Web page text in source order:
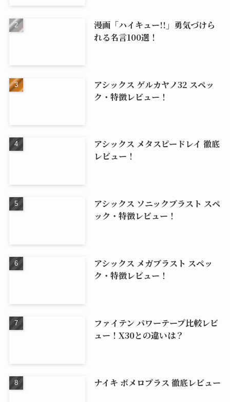
漫画「ハイキュー!!」勇気づけら
れる名言100選！
アシックス ゲルカヤノ32 スペッ
ク・特徴レビュー！
アシックス メタスピードレイ 徹底
レビュー！
アシックス ソニックブラスト スペ
ック・特徴レビュー！
アシックス メガブラスト スペッ
ク・特徴レビュー！
ファイテン パワーテープ比較レビ
ュー！X30との違いは？
ナイキ ボメロプラス 徹底レビュー